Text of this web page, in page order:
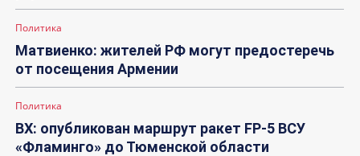
Политика
Матвиенко: жителей РФ могут предостеречь
от посещения Армении
Политика
ВХ: опубликован маршрут ракет FP-5 ВСУ
«Фламинго» до Тюменской области